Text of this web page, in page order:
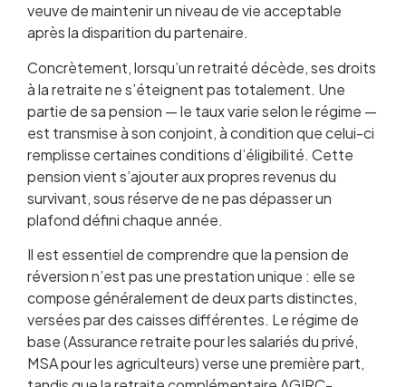
veuve de maintenir un niveau de vie acceptable
après la disparition du partenaire.
Concrètement, lorsqu’un retraité décède, ses droits
à la retraite ne s’éteignent pas totalement. Une
partie de sa pension — le taux varie selon le régime —
est transmise à son conjoint, à condition que celui-ci
remplisse certaines conditions d’éligibilité. Cette
pension vient s’ajouter aux propres revenus du
survivant, sous réserve de ne pas dépasser un
plafond défini chaque année.
Il est essentiel de comprendre que la pension de
réversion n’est pas une prestation unique : elle se
compose généralement de deux parts distinctes,
versées par des caisses différentes. Le régime de
base (Assurance retraite pour les salariés du privé,
MSA pour les agriculteurs) verse une première part,